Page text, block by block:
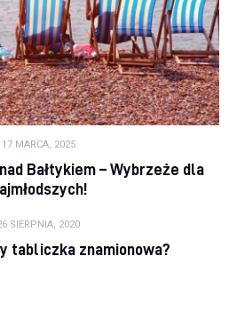
17 MARCA, 2025
Bałtykiem – Wybrzeże dla
SIERPNIA, 2020
tabliczka znamionowa?